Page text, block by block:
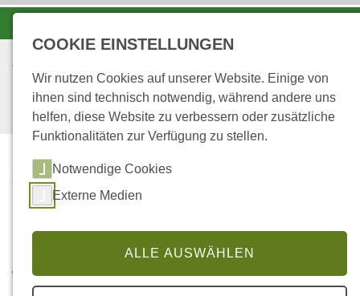
STARTSEITE
...
WALD -
Wald - Publikationen
COOKIE EINSTELLUNGEN
Wir nutzen Cookies auf unserer Website. Einige von
ihnen sind technisch notwendig, während andere uns
helfen, diese Website zu verbessern oder zusätzliche
Funktionalitäten zur Verfügung zu stellen.
Notwendige Cookies
Externe Medien
ALLE AUSWÄHLEN